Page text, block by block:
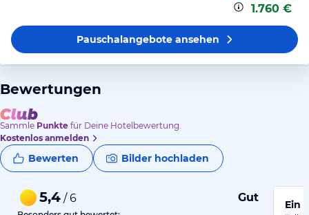
1.760 €
Pauschalangeboteansehen
Bewertungen
Sammle Punkte für Deine Hotelbewertung.
Kostenlos anmelden
Bewerten Bilder hochladen
5,4 / 6 Gut
Ein